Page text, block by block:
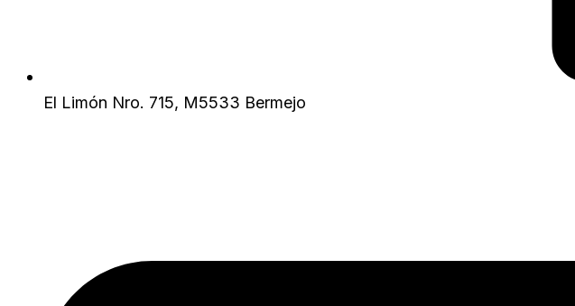
El Limón Nro. 715, M5533 Bermejo